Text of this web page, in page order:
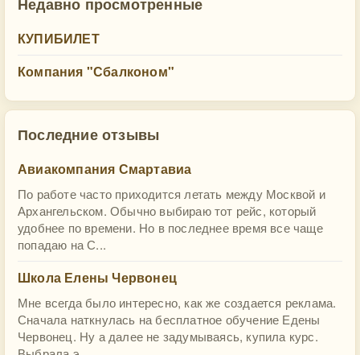
КУПИБИЛЕТ
Компания "Сбалконом"
Последние отзывы
Авиакомпания Смартавиа
По работе часто приходится летать между Москвой и
Архангельском. Обычно выбираю тот рейс, который
удобнее по времени. Но в последнее время все чаще
попадаю на С...
Школа Елены Червонец
Мне всегда было интересно, как же создается реклама.
Сначала наткнулась на бесплатное обучение Едены
Червонец. Ну а далее не задумываясь, купила курс.